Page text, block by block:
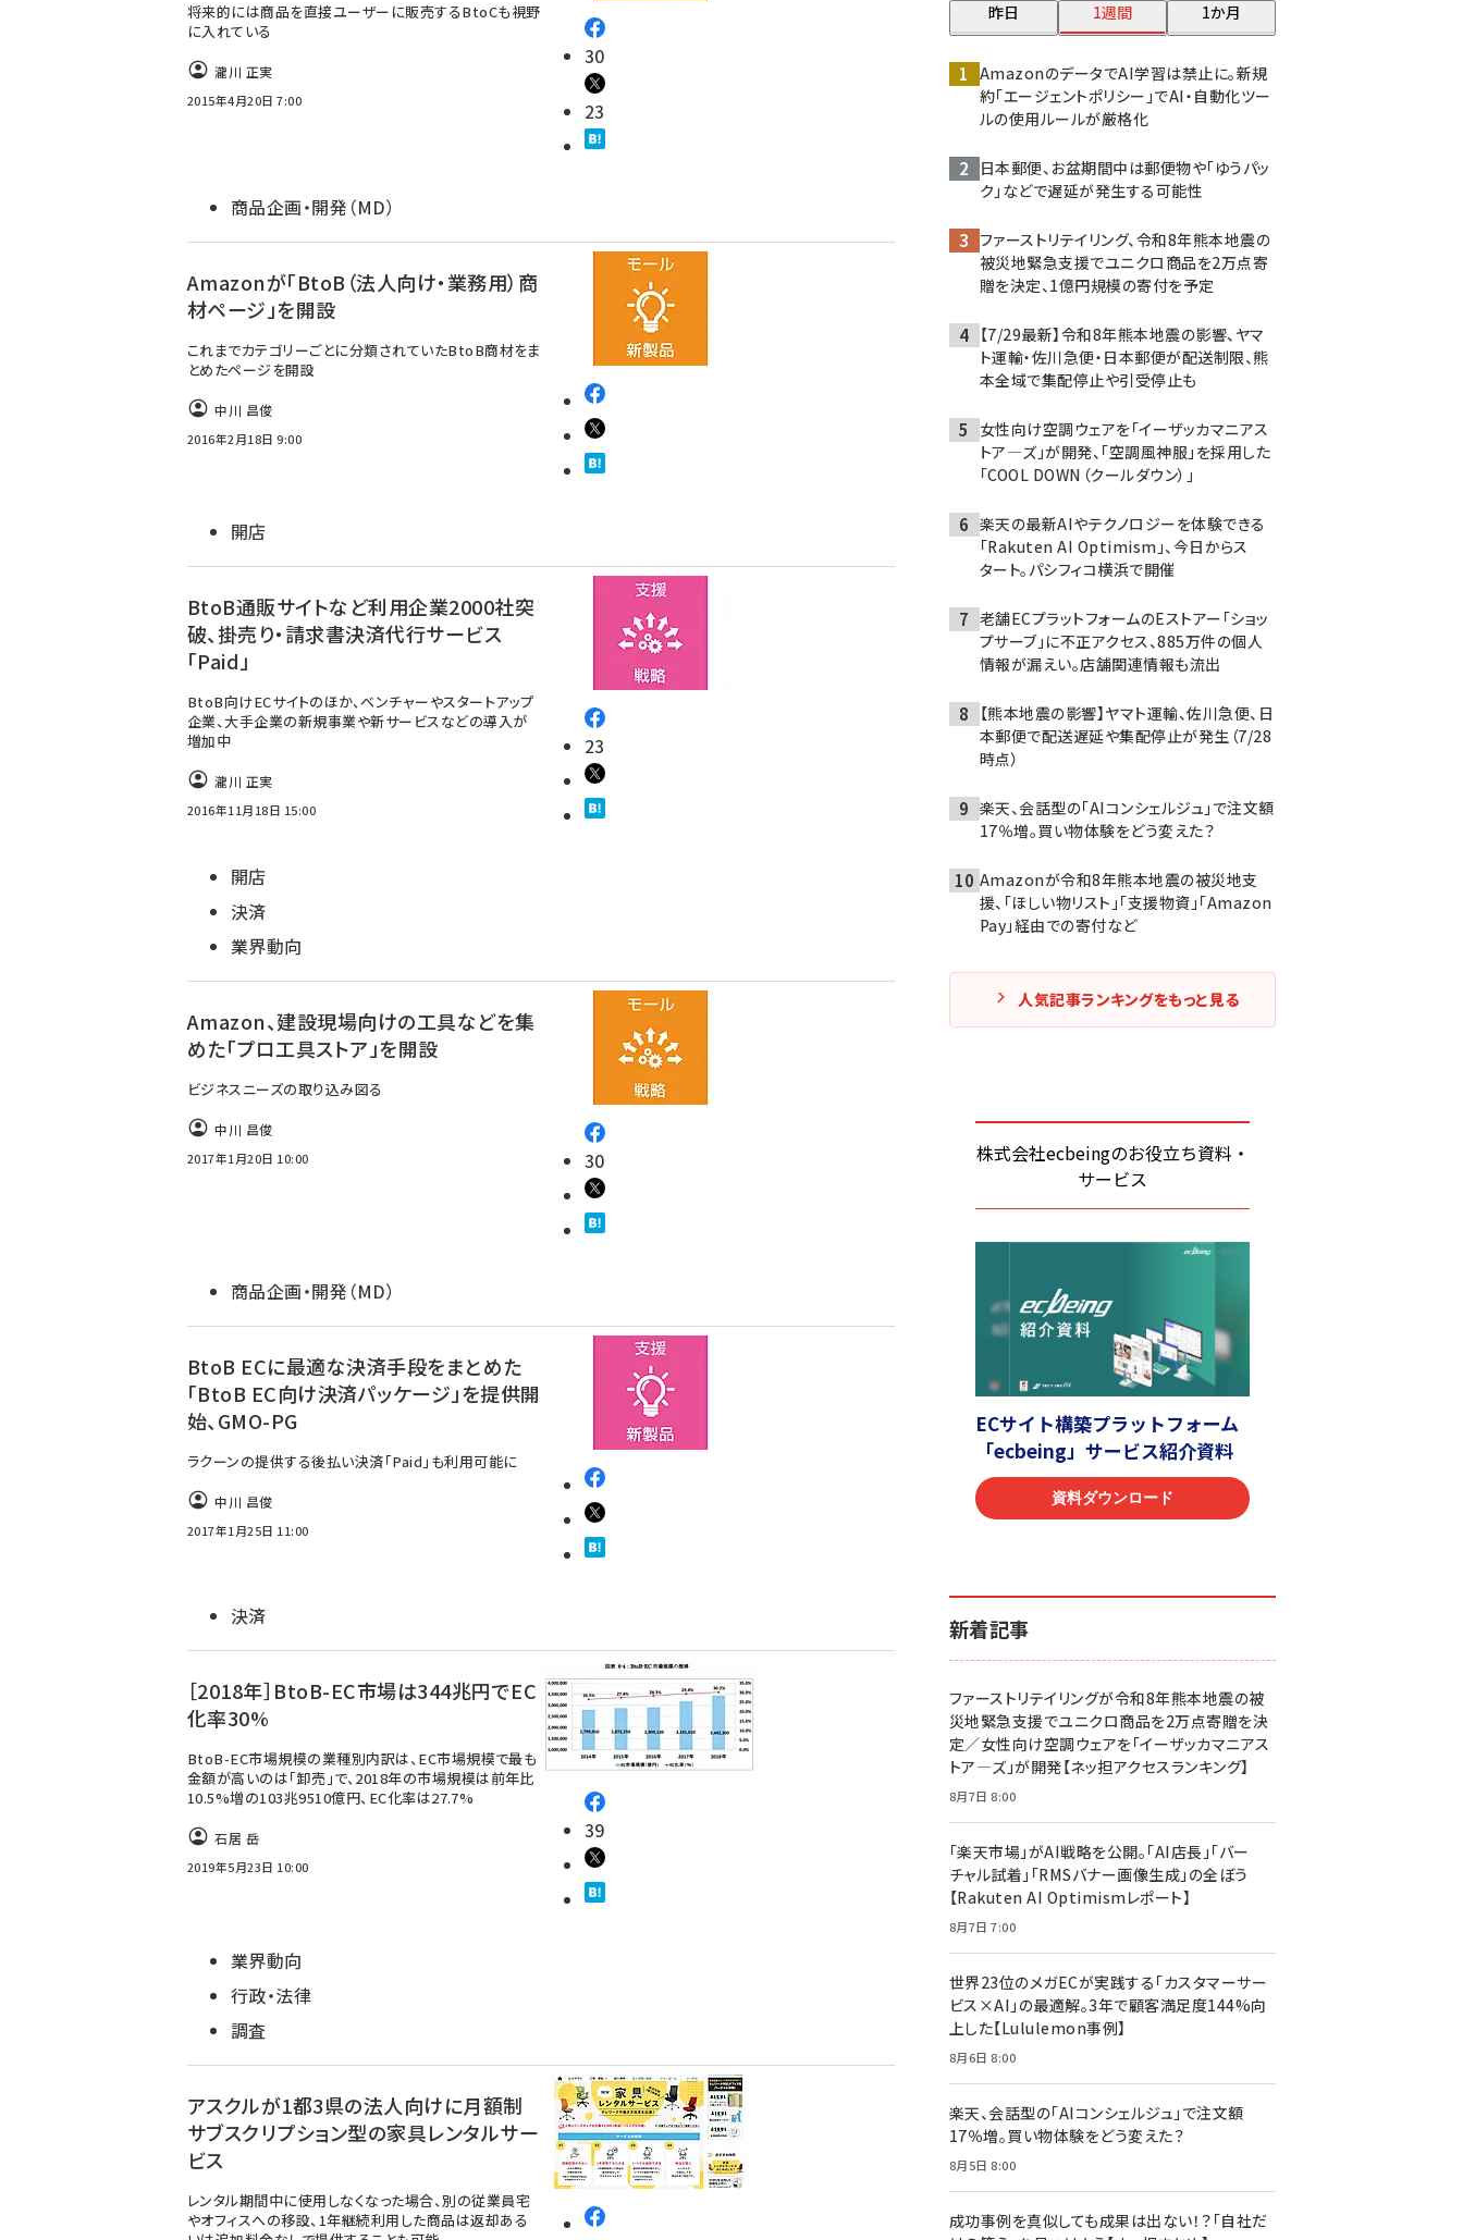
将来的には商品を直接ユーザーに販売するBtoCも視野
に入れている
瀧川 正実
2015年4月20日 7:00
30
23
商品企画・開発（MD）
Amazonが「BtoB（法人向け・業務用）商
材ページ」を開設
これまでカテゴリーごとに分類されていたBtoB商材をま
とめたページを開設
中川 昌俊
2016年2月18日 9:00
開店
BtoB通販サイトなど利用企業2000社突
破、掛売り・請求書決済代行サービス
「Paid」
BtoB向けECサイトのほか、ベンチャーやスタートアップ
企業、大手企業の新規事業や新サービスなどの導入が
増加中
瀧川 正実
2016年11月18日 15:00
23
開店
決済
業界動向
Amazon、建設現場向けの工具などを集
めた「プロ工具ストア」を開設
ビジネスニーズの取り込み図る
中川 昌俊
2017年1月20日 10:00 30
商品企画・開発（MD）
BtoB ECに最適な決済手段をまとめた
「BtoB EC向け決済パッケージ」を提供開
始、GMO-PG
ラクーンの提供する後払い決済「Paid」も利用可能に
中川 昌俊
2017年1月25日 11:00
決済
［2018年］BtoB-EC市場は344兆円でEC
化率30%
BtoB-EC市場規模の業種別内訳は、EC市場規模で最も
金額が高いのは「卸売」で、2018年の市場規模は前年比
10.5%増の103兆9510億円、EC化率は27.7%
石居 岳
2019年5月23日 10:00
39
業界動向
行政・法律
調査
アスクルが1都3県の法人向けに月額制
サブスクリプション型の家具レンタルサー
ビス
レンタル期間中に使用しなくなった場合、別の従業員宅
やオフィスへの移設、1年継続利用した商品は返却ある
昨日 1週間 1か月
AmazonのデータでAI学習は禁止に。新規
約「エージェントポリシー」でAI・自動化ツー
ルの使用ルールが厳格化
日本郵便、お盆期間中は郵便物や「ゆうパッ
ク」などで遅延が発生する可能性
ファーストリテイリング、令和8年熊本地震の
被災地緊急支援でユニクロ商品を2万点寄
贈を決定、1億円規模の寄付を予定
【7/29最新】令和8年熊本地震の影響、ヤマ
ト運輸・佐川急便・日本郵便が配送制限、熊
本全域で集配停止や引受停止も
女性向け空調ウェアを「イーザッカマニアス
トア―ズ」が開発、「空調風神服」を採用した
「COOL DOWN（クールダウン）」
楽天の最新AIやテクノロジーを体験できる
「Rakuten AI Optimism」、今日からス
タート。パシフィコ横浜で開催
老舗ECプラットフォームのEストアー「ショッ
プサーブ」に不正アクセス、885万件の個人
情報が漏えい。店舗関連情報も流出
【熊本地震の影響】ヤマト運輸、佐川急便、日
本郵便で配送遅延や集配停止が発生（7/28
時点）
楽天、会話型の「AIコンシェルジュ」で注文額
17％増。買い物体験をどう変えた？
Amazonが令和8年熊本地震の被災地支
援、「ほしい物リスト」「支援物資」「Amazon
Pay」経由での寄付など
人気記事ランキングをもっと見る
新着記事
ファーストリテイリングが令和8年熊本地震の被
災地緊急支援でユニクロ商品を2万点寄贈を決
定／女性向け空調ウェアを「イーザッカマニアス
トア―ズ」が開発【ネッ担アクセスランキング】
8月7日 8:00
「楽天市場」がAI戦略を公開。「AI店長」「バー
チャル試着」「RMSバナー画像生成」の全ぼう
【Rakuten AI Optimismレポート】
8月7日 7:00
世界23位のメガECが実践する「カスタマーサー
ビス×AI」の最適解。3年で顧客満足度144%向
上した【Lululemon事例】
8月6日 8:00
楽天、会話型の「AIコンシェルジュ」で注文額
17％増。買い物体験をどう変えた？
8月5日 8:00
成功事例を真似しても成果は出ない！？「自社だ